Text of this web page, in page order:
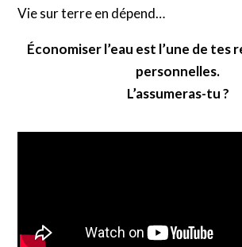
Vie sur terre en dépend…
Économiser l’eau est l’une de tes
personnelles.
L’assumeras-tu ?